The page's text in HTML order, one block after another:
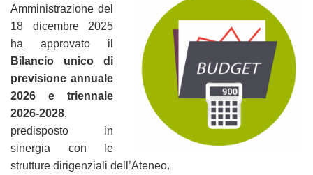
Amministrazione del
18 dicembre 2025
ha approvato il
Bilancio unico di
previsione annuale
2026 e triennale
2026-2028,
predisposto in
sinergia con le
strutture dirigenziali dell’Ateneo.